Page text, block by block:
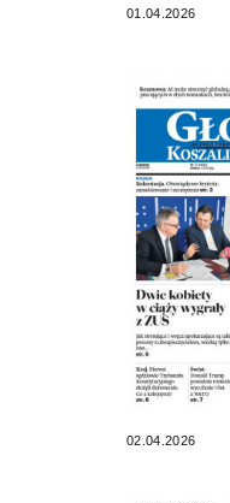
01.04.2026
02.04.2026